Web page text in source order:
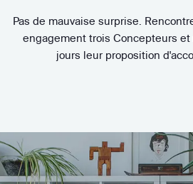
Pas de mauvaise surprise.
engagement trois Concepteurs
jours leur proposition